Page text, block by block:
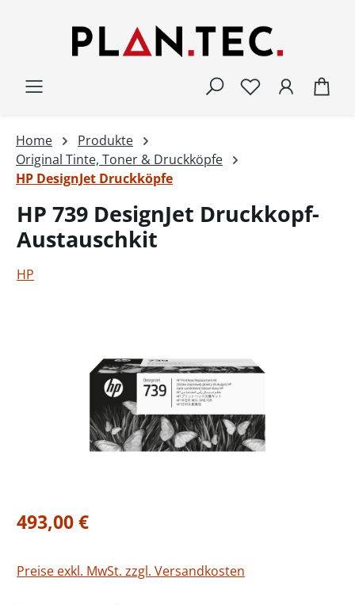
Home
Produkte
Original Tinte, Toner & Druckköpfe
HP DesignJet Druckköpfe
HP 739 DesignJet Druckkopf-
Austauschkit
HP
Regulärer Preis:
493,00 €
Preise exkl. MwSt. zzgl. Versandkosten